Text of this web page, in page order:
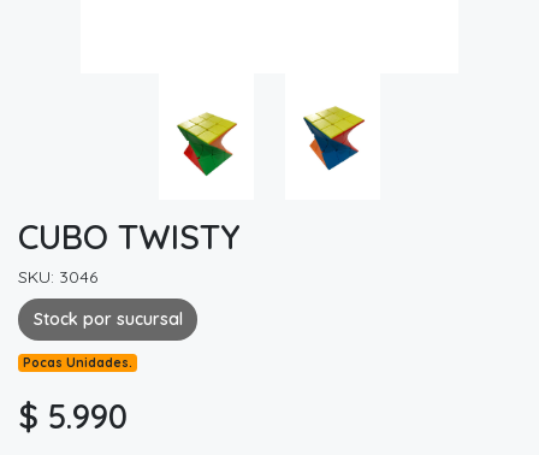
CUBO TWISTY
SKU: 3046
Stock por sucursal
Pocas Unidades.
$ 5.990